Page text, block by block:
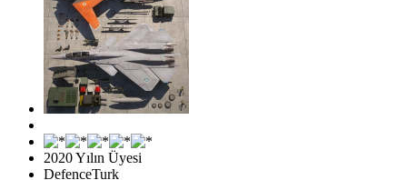
2020 Yılın Üyesi
DefenceTurk